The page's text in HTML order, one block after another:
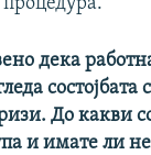
дека
состојбата
До какви
и имате ли